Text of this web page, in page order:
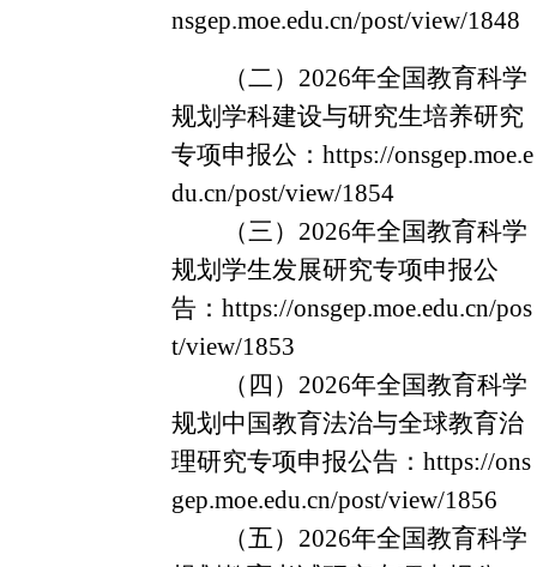
nsgep.moe.edu.cn/post/view/1848
（二） 2026年全国教育科学
规划学科建设与研究生培养研究
专项申报公：https://onsgep.moe.e
du.cn/post/view/1854
（三） 2026年全国教育科学
规划学生发展研究专项申报公
告：https://onsgep.moe.edu.cn/pos
t/view/1853
（四） 2026年全国教育科学
规划中国教育法治与全球教育治
理研究专项申报公告：https://ons
gep.moe.edu.cn/post/view/1856
（五） 2026年全国教育科学